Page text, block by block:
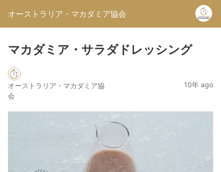
オーストラリア・マカダミア協会
マカダミア・サラダドレッシング
オーストラリア・マカダミア協
会
10年 ago